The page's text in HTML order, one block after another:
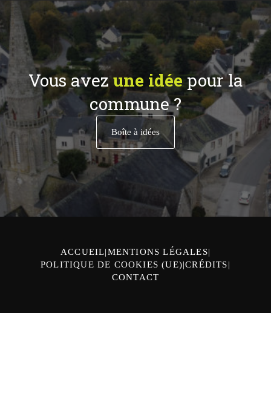
Vous avezune idéepour la
commune ?
Boîte à idées
ACCUEIL MENTIONS LÉGALES
POLITIQUE DE COOKIES (UE) CRÉDITS
CONTACT